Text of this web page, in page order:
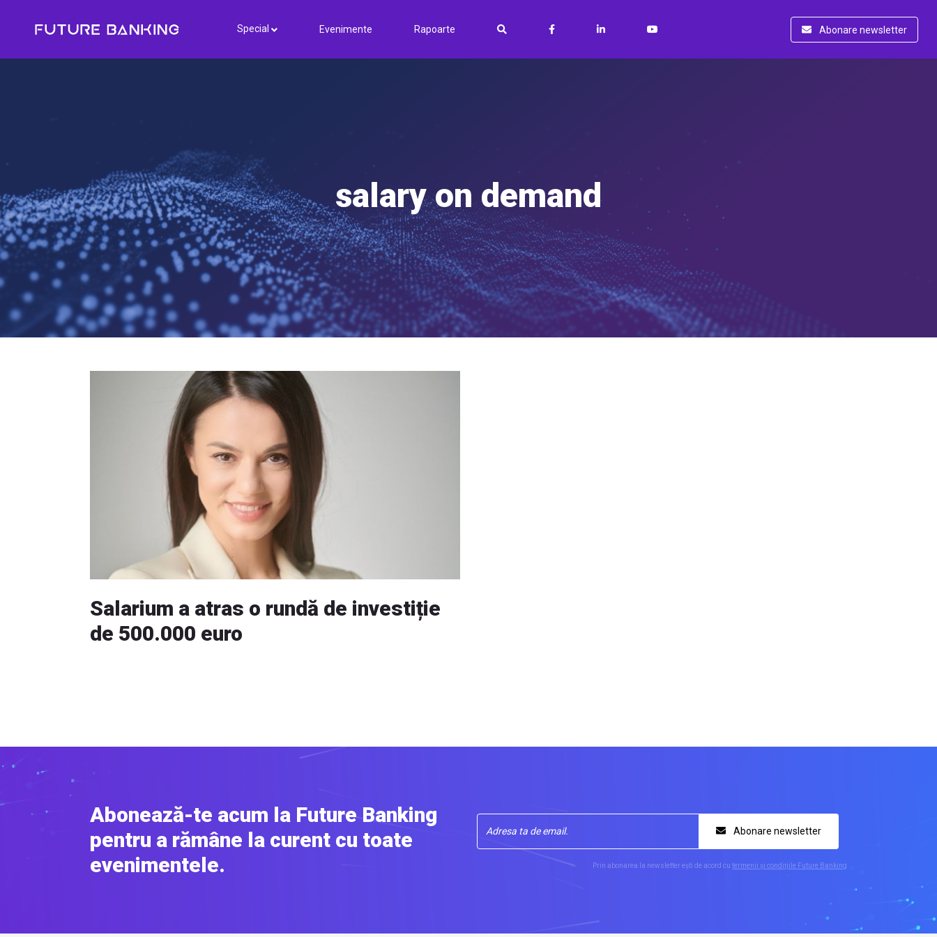
Special Evenimente Rapoarte Abonare newsletter
salary on demand
Salarium a atras o rundă de investiție
de 500.000 euro
Abonează-te acum la Future Banking
pentru a rămâne la curent cu toate
evenimentele.
Abonare newsletter
Prin abonarea la newsletter ești de acord cu termenii și condițiile Future Banking